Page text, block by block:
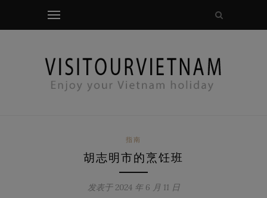
指南
胡志明市的烹饪班
发表于 2024 年 6 月 11 日